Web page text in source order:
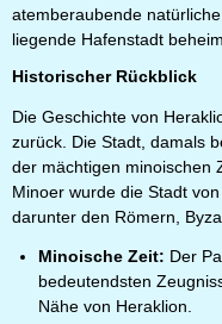
atemberaubende
liegende Hafenstadt
Historischer Rückblick
Die Geschichte von
zurück. Die Stadt, damals
der mächtigen minoischen
Minoer wurde die Stadt
darunter den Römern,
Minoische Zeit: Der
bedeutendsten
Nähe von Heraklion.